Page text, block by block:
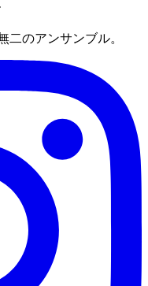
二のアンサンブル。